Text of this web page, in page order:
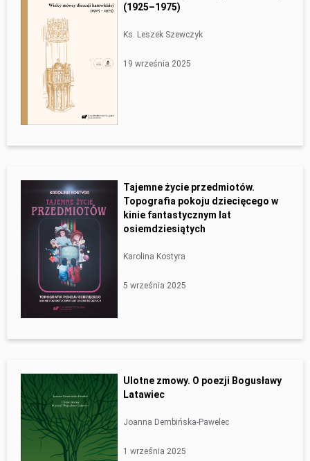
(1925–1975)
Ks. Leszek Szewczyk
19 września 2025
Tajemne życie przedmiotów.
Topografia pokoju dziecięcego w
kinie fantastycznym lat
osiemdziesiątych
Karolina Kostyra
5 września 2025
Ulotne zmowy. O poezji Bogusławy
Latawiec
Joanna Dembińska-Pawelec
1 września 2025